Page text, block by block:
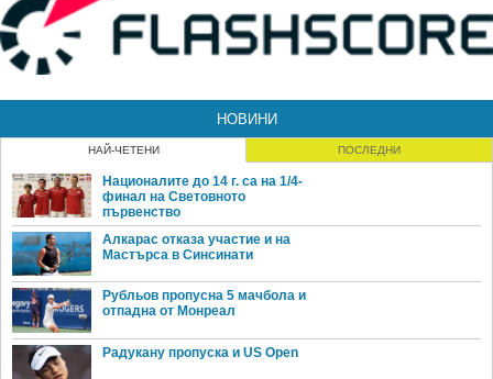
НОВИНИ
НАЙ-ЧЕТЕНИ ПОСЛЕДНИ
Националите до 14 г. са на 1/4-
финал на Световното
първенство
Алкарас отказа участие и на
Мастърса в Синсинати
Рубльов пропусна 5 мачбола и
отпадна от Монреал
Радукану пропуска и US Open